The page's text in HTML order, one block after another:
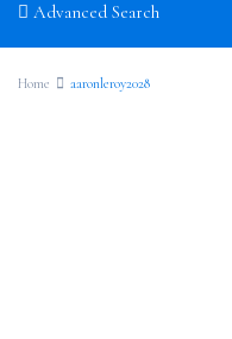
Advanced Search
Home aaronleroy2028